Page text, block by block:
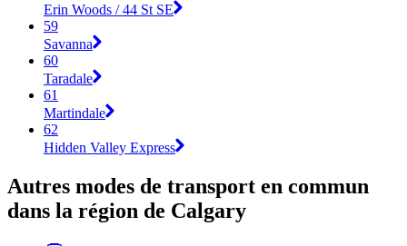
Erin Woods / 44 St SE
59
Savanna
60
Taradale
61
Martindale
62
Hidden Valley Express
Autres modes de transport en commun
dans la région de Calgary